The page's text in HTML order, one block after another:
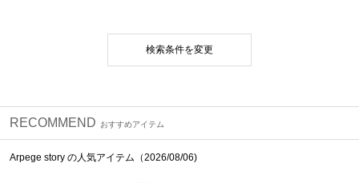
検索条件を変更
RECOMMEND おすすめアイテム
Arpege story の人気アイテム（2026/08/06)